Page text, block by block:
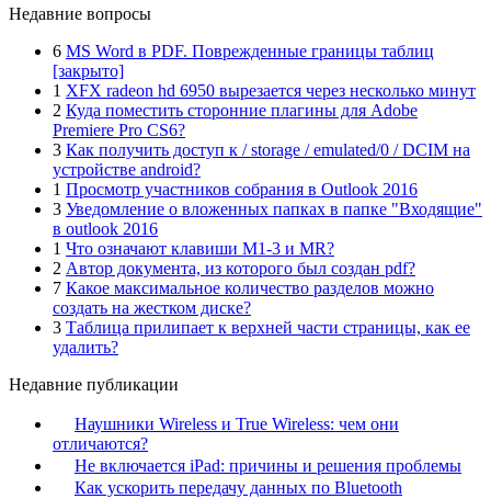
Недавние вопросы
6 MS Word в PDF. Поврежденные границы таблиц
[закрыто]
1 XFX radeon hd 6950 вырезается через несколько минут
2 Куда поместить сторонние плагины для Adobe
Premiere Pro CS6?
3 Как получить доступ к / storage / emulated/0 / DCIM на
устройстве android?
1 Просмотр участников собрания в Outlook 2016
3 Уведомление о вложенных папках в папке "Входящие"
в outlook 2016
1 Что означают клавиши M1-3 и MR?
2 Автор документа, из которого был создан pdf?
7 Какое максимальное количество разделов можно
создать на жестком диске?
3 Таблица прилипает к верхней части страницы, как ее
удалить?
Недавние публикации
Наушники Wireless и True Wireless: чем они
отличаются?
Не включается iPad: причины и решения проблемы
Как ускорить передачу данных по Bluetooth